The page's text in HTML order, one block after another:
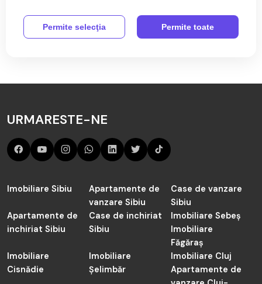
Terenuri de vânzare în Sibiel
Aici sunt toate anunțurile active și actualizate de Terenuri
actualizate periodic.
Citeste mai mult
URMARESTE-NE
Imobiliare Sibiu
Apartamente de
vanzare Sibiu
Case de vanzare
Sibiu
Apartamente de
inchiriat Sibiu
Case de inchiriat
Sibiu
Imobiliare Sebeș
Imobiliare
Făgăraș
Imobiliare
Cisnădie
Imobiliare
Șelimbăr
Imobiliare Cluj
Apartamente de
Permite selecţia Permite toate